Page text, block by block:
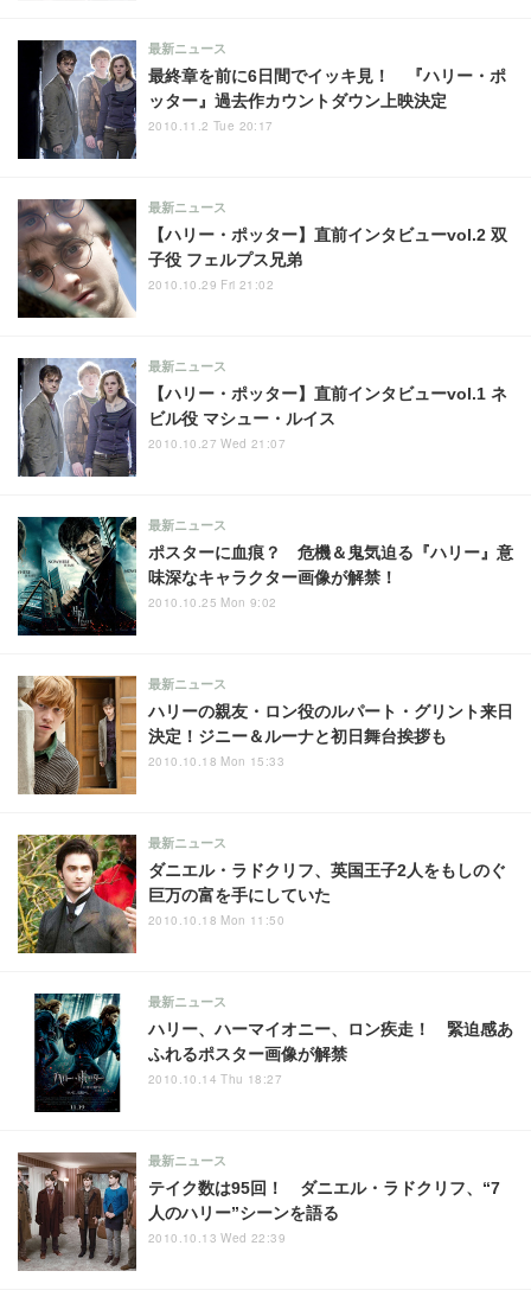
最終章を前に6日間でイッキ見！ 『ハリー・ポ
ッター』過去作カウントダウン上映決定
最新ニュース
2010.11.2 Tue 20:17
【ハリー・ポッター】直前インタビューvol.2 双
子役 フェルプス兄弟
最新ニュース
2010.10.29 Fri 21:02
【ハリー・ポッター】直前インタビューvol.1 ネ
ビル役 マシュー・ルイス
最新ニュース
2010.10.27 Wed 21:07
ポスターに血痕？ 危機＆鬼気迫る『ハリー』意
味深なキャラクター画像が解禁！
最新ニュース
2010.10.25 Mon 9:02
ハリーの親友・ロン役のルパート・グリント来日
決定！ジニー＆ルーナと初日舞台挨拶も
最新ニュース
2010.10.18 Mon 15:33
ダニエル・ラドクリフ、英国王子2人をもしのぐ
巨万の富を手にしていた
最新ニュース
2010.10.18 Mon 11:50
ハリー、ハーマイオニー、ロン疾走！ 緊迫感あ
ふれるポスター画像が解禁
最新ニュース
2010.10.14 Thu 18:27
テイク数は95回！ ダニエル・ラドクリフ、“7
人のハリー”シーンを語る
最新ニュース
2010.10.13 Wed 22:39